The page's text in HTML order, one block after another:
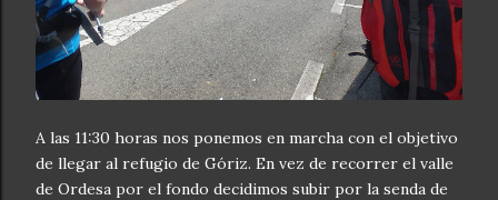
A las 11:30 horas nos ponemos en marcha con el objetivo
de llegar al refugio de Góriz. En vez de recorrer el valle
de Ordesa por el fondo decidimos subir por la senda de